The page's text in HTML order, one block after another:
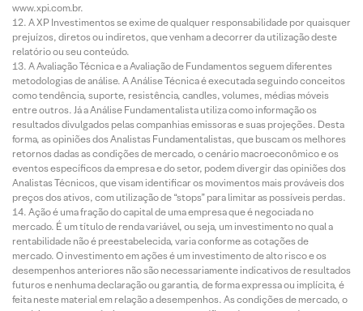
www.xpi.com.br.
A XP Investimentos se exime de qualquer responsabilidade por quaisquer
prejuízos, diretos ou indiretos, que venham a decorrer da utilização deste
relatório ou seu conteúdo.
A Avaliação Técnica e a Avaliação de Fundamentos seguem diferentes
metodologias de análise. A Análise Técnica é executada seguindo conceitos
como tendência, suporte, resistência, candles, volumes, médias móveis
entre outros. Já a Análise Fundamentalista utiliza como informação os
resultados divulgados pelas companhias emissoras e suas projeções. Desta
forma, as opiniões dos Analistas Fundamentalistas, que buscam os melhores
retornos dadas as condições de mercado, o cenário macroeconômico e os
eventos específicos da empresa e do setor, podem divergir das opiniões dos
Analistas Técnicos, que visam identificar os movimentos mais prováveis dos
preços dos ativos, com utilização de “stops” para limitar as possíveis perdas.
Ação é uma fração do capital de uma empresa que é negociada no
mercado. É um título de renda variável, ou seja, um investimento no qual a
rentabilidade não é preestabelecida, varia conforme as cotações de
mercado. O investimento em ações é um investimento de alto risco e os
desempenhos anteriores não são necessariamente indicativos de resultados
futuros e nenhuma declaração ou garantia, de forma expressa ou implícita, é
feita neste material em relação a desempenhos. As condições de mercado, o